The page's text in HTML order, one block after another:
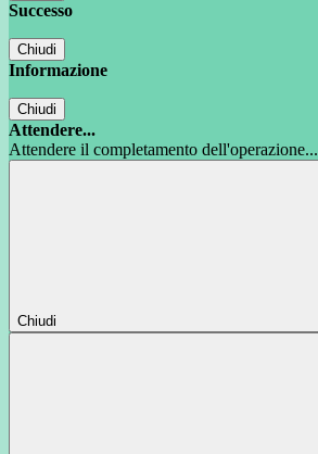
Successo
Chiudi
Informazione
Chiudi
Attendere...
Attendere il completamento dell'operazione...
Chiudi